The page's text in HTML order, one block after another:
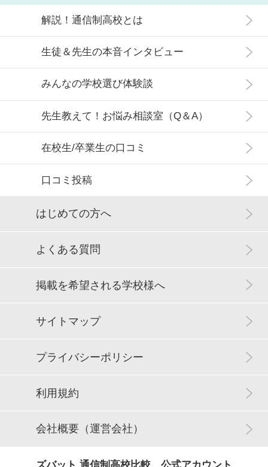
解説！通信制高校とは
生徒＆先生の本音インタビュー
みんなの学校選び体験談
先生教えて！お悩み相談室（Q＆A）
在校生/卒業生の口コミ
口コミ投稿
はじめての方へ
よくある質問
掲載を希望される学校様へ
サイトマップ
プライバシーポリシー
利用規約
会社概要（運営会社）
ズバット 通信制高校比較 公式アカウント